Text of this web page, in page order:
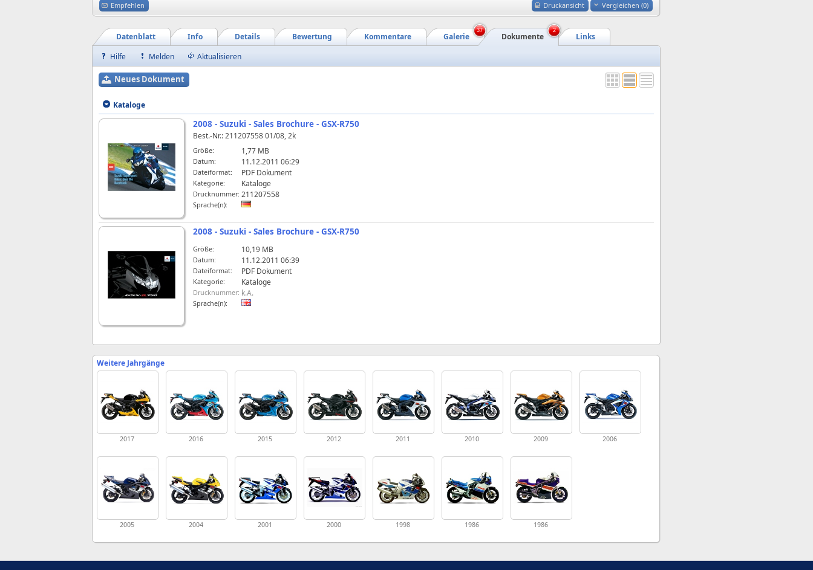
Druckansicht Vergleichen (0)
Empfehlen
Links
Dokumente
Galerie
Kommentare
Bewertung
Details
Info
Datenblatt
37 2
Hilfe Melden Aktualisieren
Neues Dokument
Kataloge
2008 - Suzuki - Sales Brochure - GSX-R750
Best.-Nr.: 211207558 01/08, 2k
Größe: 1,77 MB
Datum: 11.12.2011 06:29
Dateiformat: PDF Dokument
Kategorie: Kataloge
Drucknummer: 211207558
Sprache(n):
2008 - Suzuki - Sales Brochure - GSX-R750
Größe: 10,19 MB
Datum: 11.12.2011 06:39
Dateiformat: PDF Dokument
Kategorie: Kataloge
Drucknummer: k.A.
Sprache(n):
Weitere Jahrgänge
2017 2016 2015 2012 2011 2010 2009 2006
2005 2004 2001 2000 1998 1986 1986